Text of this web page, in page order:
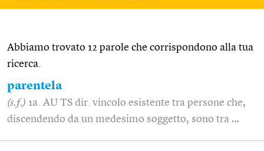
Abbiamo trovato 12 parole che corrispondono alla tua
ricerca.
parentela
(s.f.) 1a. AU TS dir. vincolo esistente tra persone che,
discendendo da un medesimo soggetto, sono tra …